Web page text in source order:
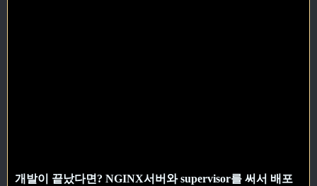
개발이 끝났다면? NGINX서버와 supervisor를 써서 배포